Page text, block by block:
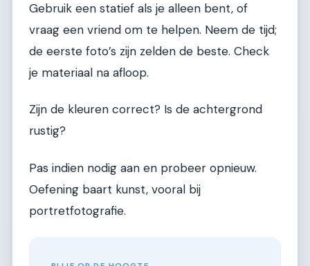
Gebruik een statief als je alleen bent, of
vraag een vriend om te helpen. Neem de tijd;
de eerste foto’s zijn zelden de beste. Check
je materiaal na afloop.
Zijn de kleuren correct? Is de achtergrond
rustig?
Pas indien nodig aan en probeer opnieuw.
Oefening baart kunst, vooral bij
portretfotografie.